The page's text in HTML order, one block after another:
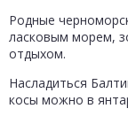
Родные
ласковым морем,
отдыхом.
Насладиться
косы можно в